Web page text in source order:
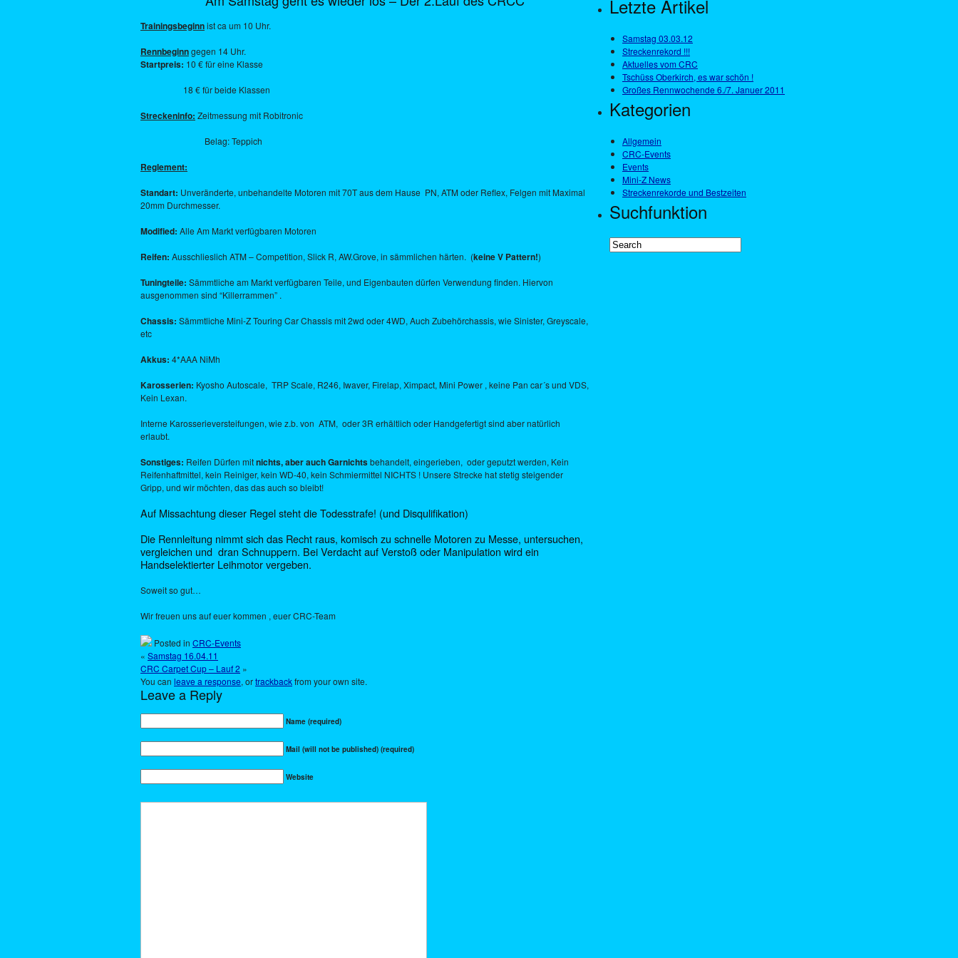
Trainingsbeginnist ca um 10 Uhr.
Rennbeginngegen 14 Uhr.
Startpreis: 10 € für eine Klasse
18 € für beide Klassen
Streckeninfo: Zeitmessung mit Robitronic
Belag: Teppich
Reglement:
Standart: Unveränderte, unbehandelte Motoren mit 70T aus dem Hause PN, ATM oder Reflex, Felgen mit Maximal
20mm Durchmesser.
Modified: Alle Am Markt verfügbaren Motoren
Reifen: Ausschlieslich ATM – Competition, Slick R, AW.Grove, in sämmlichen härten. (keine V Pattern!)
Tuningteile: Sämmtliche am Markt verfügbaren Teile, und Eigenbauten dürfen Verwendung finden. Hiervon
ausgenommen sind “Killerrammen” .
Chassis: Sämmtliche Mini-Z Touring Car Chassis mit 2wd oder 4WD, Auch Zubehörchassis, wie Sinister, Greyscale,
etc
Akkus: 4*AAA NiMh
Karosserien: Kyosho Autoscale, TRP Scale, R246, Iwaver, Firelap, Ximpact, Mini Power , keine Pan car´s und VDS,
Kein Lexan.
Interne Karosserieversteifungen, wie z.b. von ATM, oder 3R erhältlich oder Handgefertigt sind aber natürlich
erlaubt.
Sonstiges: Reifen Dürfen mitnichts, aber auch Garnichtsbehandelt, eingerieben, oder geputzt werden, Kein
Reifenhaftmittel, kein Reiniger, kein WD-40, kein Schmiermittel NICHTS ! Unsere Strecke hat stetig steigender
Gripp, und wir möchten, das das auch so bleibt!
Auf Missachtung dieser Regel steht die Todesstrafe! (und Disqulifikation)
Die Rennleitung nimmt sich das Recht raus, komisch zu schnelle Motoren zu Messe, untersuchen,
vergleichen und dran Schnuppern. Bei Verdacht auf Verstoß oder Manipulation wird ein
Handselektierter Leihmotor vergeben.
Soweit so gut…
Wir freuen uns auf euer kommen , euer CRC-Team
Posted in CRC-Events
« Samstag 16.04.11
CRC Carpet Cup – Lauf 2 »
You can leave a response, ortrackbackfrom your own site.
Leave a Reply
Name (required)
Mail (will not be published) (required)
Website
Letzte Artikel
Samstag 03.03.12
Streckenrekord !!!
Aktuelles vom CRC
Tschüss Oberkirch, es war schön !
Großes Rennwochende 6./7. Januer 2011
Kategorien
Allgemein
CRC-Events
Events
Mini-Z News
Streckenrekorde und Bestzeiten
Suchfunktion